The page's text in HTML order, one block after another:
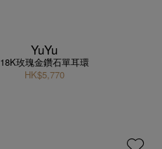
YuYu
18K玫瑰金鑽石單耳環
HK$5,770